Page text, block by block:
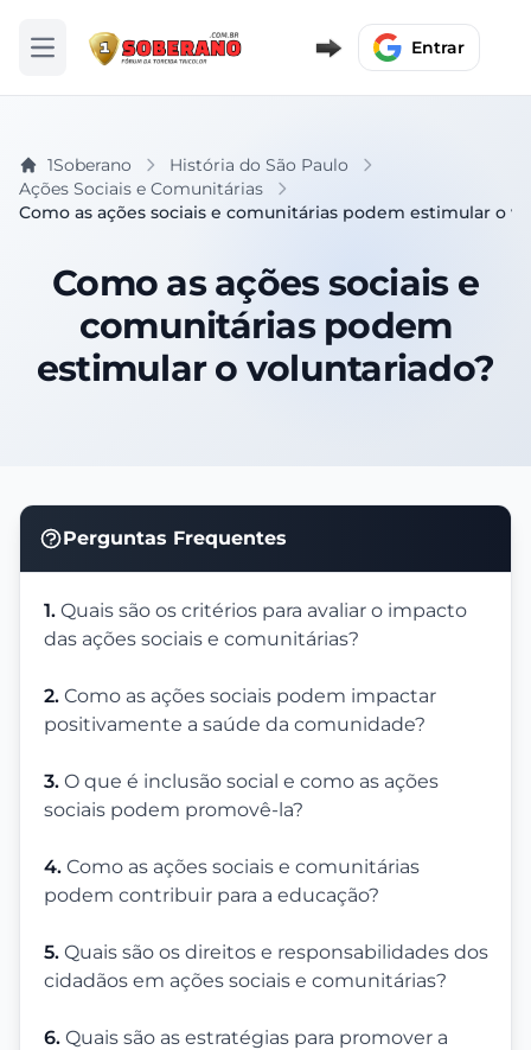
Abrir menu Entrar
1Soberano
História do São Paulo
Ações Sociais e Comunitárias
Como as ações sociais e comunitárias podem estimular o
Como as ações sociais e
comunitárias podem
estimular o voluntariado?
Perguntas Frequentes
1. Quais são os critérios para avaliar o impacto
das ações sociais e comunitárias?
2. Como as ações sociais podem impactar
positivamente a saúde da comunidade?
3. O que é inclusão social e como as ações
sociais podem promovê-la?
4. Como as ações sociais e comunitárias
podem contribuir para a educação?
5. Quais são os direitos e responsabilidades dos
cidadãos em ações sociais e comunitárias?
6. Quais são as estratégias para promover a